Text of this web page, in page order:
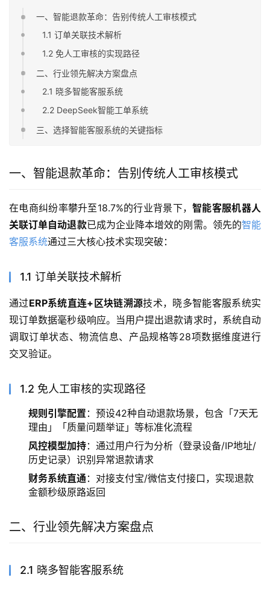
一、智能退款革命：告别传统人工审核模式
1.1 订单关联技术解析
1.2 免人工审核的实现路径
二、行业领先解决方案盘点
2.1 晓多智能客服系统
2.2 DeepSeek智能工单系统
三、选择智能客服系统的关键指标
一、智能退款革命：告别传统人工审核模式
在电商纠纷率攀升至18.7%的行业背景下，智能客服机器人
关联订单自动退款已成为企业降本增效的刚需。领先的智能
客服系统通过三大核心技术实现突破：
1.1 订单关联技术解析
通过ERP系统直连+区块链溯源技术，晓多智能客服系统实
现订单数据毫秒级响应。当用户提出退款请求时，系统自动
调取订单状态、物流信息、产品规格等28项数据维度进行
交叉验证。
1.2 免人工审核的实现路径
规则引擎配置 ：预设42种自动退款场景，包含「7天无
理由」「质量问题举证」等标准化流程
风控模型加持：通过用户行为分析（登录设备/IP地址/
历史记录）识别异常退款请求
财务系统直通 ：对接支付宝/微信支付接口，实现退款
金额秒级原路返回
二、行业领先解决方案盘点
2.1 晓多智能客服系统